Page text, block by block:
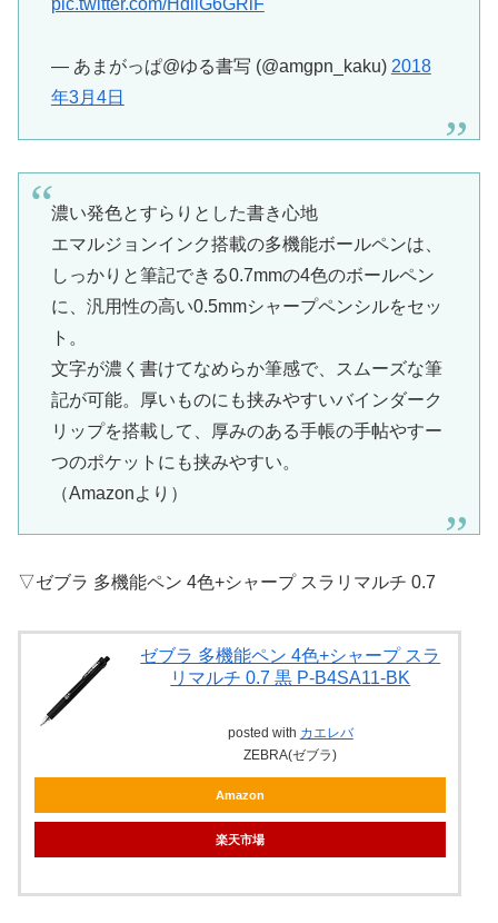
— あまがっぱ@ゆる書写 (@amgpn_kaku) 2018
年3月4日
濃い発色とすらりとした書き心地
エマルジョンインク搭載の多機能ボールペンは、
しっかりと筆記できる0.7mmの4色のボールペン
に、汎用性の高い0.5mmシャープペンシルをセッ
ト。
文字が濃く書けてなめらか筆感で、スムーズな筆
記が可能。厚いものにも挟みやすいバインダーク
リップを搭載して、厚みのある手帳の手帖やすー
つのポケットにも挟みやすい。
（Amazonより）
▽ゼブラ 多機能ペン 4色+シャープ スラリマルチ 0.7
ゼブラ 多機能ペン 4色+シャープ スラ
リマルチ 0.7 黒 P-B4SA11-BK
posted with カエレバ
ZEBRA(ゼブラ)
Amazon
楽天市場